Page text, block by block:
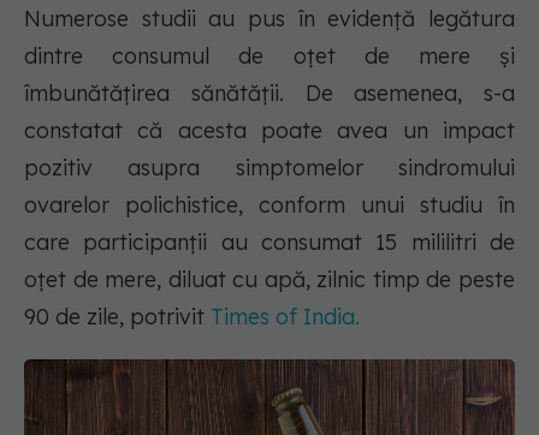
Numerose studii au pus în evidență legătura
dintre consumul de oțet de mere și
îmbunătățirea sănătății. De asemenea, s-a
constatat că acesta poate avea un impact
pozitiv asupra simptomelor sindromului
ovarelor polichistice, conform unui studiu în
care participanții au consumat 15 mililitri de
oțet de mere, diluat cu apă, zilnic timp de peste
90 de zile, potrivit Times of India.